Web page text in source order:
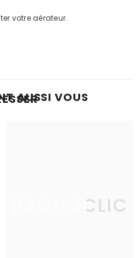
votre aérateur.
AUSSI VOUS
BAGNOCLIC